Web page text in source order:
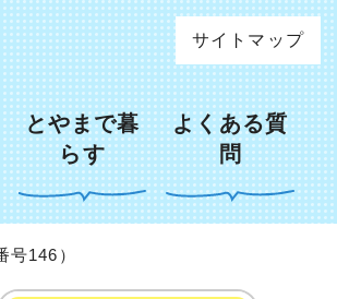
サイトマップ
とやまで暮
らす
よくある質
問
146）